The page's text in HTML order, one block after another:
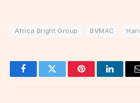
Africa Bright Group BVMAC
FacebookTwitter Pinterest